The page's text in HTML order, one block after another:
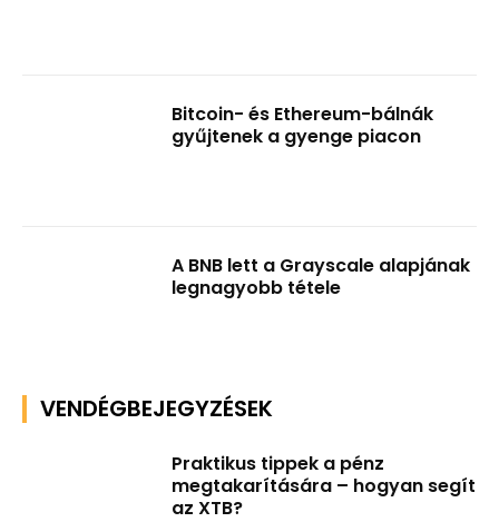
Bitcoin- és Ethereum-bálnák
gyűjtenek a gyenge piacon
A BNB lett a Grayscale alapjának
legnagyobb tétele
VENDÉGBEJEGYZÉSEK
Praktikus tippek a pénz
megtakarítására – hogyan segít
az XTB?